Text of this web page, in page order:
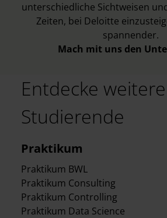
unterschiedliche Sichtweisen
Zeiten, bei Deloitte
spannender.
Mach mit uns den
Entdecke
Studierende
Praktikum
Praktikum BWL
Praktikum Consulting
Praktikum Controlling
Praktikum Data Science